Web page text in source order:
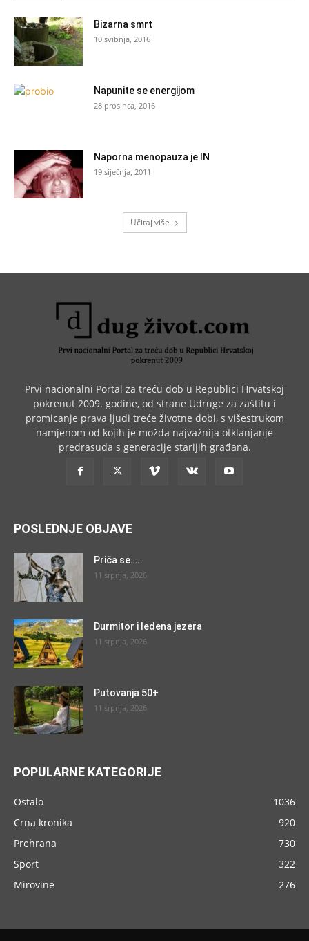
Bizarna smrt
10 svibnja, 2016
Napunite se energijom
28 prosinca, 2016
Naporna menopauza je IN
19 siječnja, 2011
Učitaj više
Prvi nacionalni Portal za treću dob u Republici Hrvatskoj
pokrenut 2009. godine, od strane Udruge za zaštitu i
promicanje prava ljudi treće životne dobi, s višestrukom
namjenom od kojih je možda najvažnija otklanjanje
predrasuda s generacije starijih građana.
POSLEDNJE OBJAVE
Priča se…..
11 srpnja, 2026
Durmitor i ledena jezera
11 srpnja, 2026
Putovanja 50+
11 srpnja, 2026
POPULARNE KATEGORIJE
Ostalo
1036
Crna kronika
920
Prehrana
730
Sport
322
Mirovine
276